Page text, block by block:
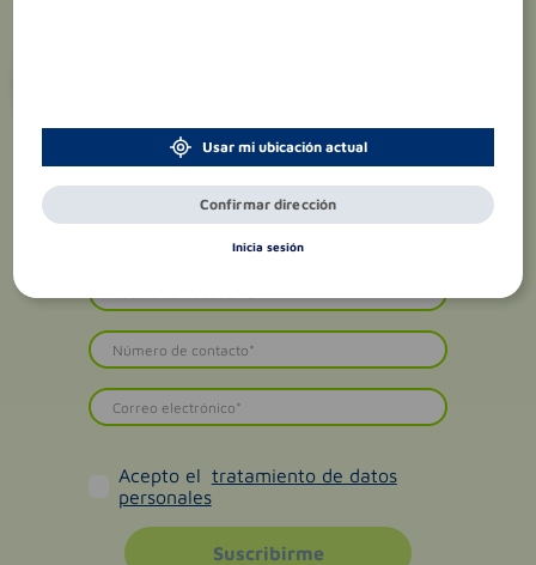
Acepto el tratamiento de datos
personales
Suscribirme
Usar mi ubicación actual
Confirmar dirección
Inicia sesión